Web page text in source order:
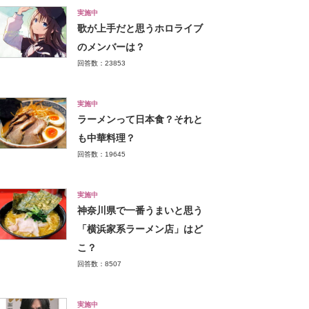
実施中
歌が上手だと思うホロライブ
のメンバーは？
回答数：23853
実施中
ラーメンって日本食？それと
も中華料理？
回答数：19645
実施中
神奈川県で一番うまいと思う
「横浜家系ラーメン店」はど
こ？
回答数：8507
実施中